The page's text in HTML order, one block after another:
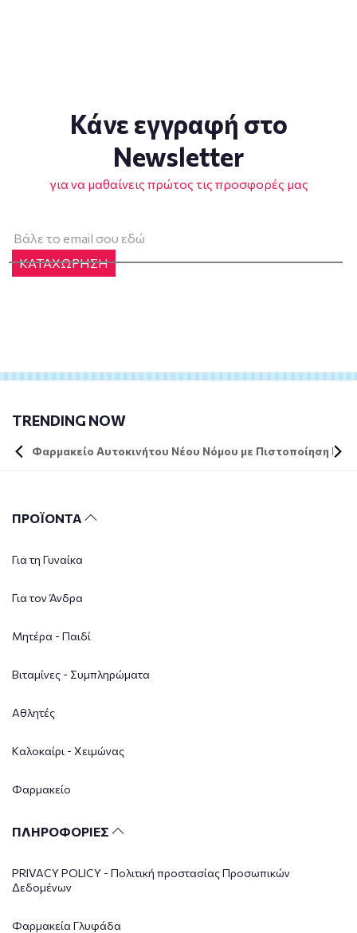
Κάνε εγγραφή στο
Newsletter
για να μαθαίνεις πρώτος τις προσφορές μας
ΚΑΤΑΧΩΡΗΣΗ
TRENDING NOW
Φαρμακείο Αυτοκινήτου Νέου Νόμου με Πιστοποίηση DIN
ΠΡΟΪΟΝΤΑ
Για τη Γυναίκα
Για τον Άνδρα
Μητέρα - Παιδί
Βιταμίνες - Συμπληρώματα
Αθλητές
Καλοκαίρι - Χειμώνας
Φαρμακείο
ΠΛΗΡΟΦΟΡΙΕΣ
PRIVACY POLICY - Πολιτική προστασίας Προσωπικών
Δεδομένων
Φαρμακεία Γλυφάδα